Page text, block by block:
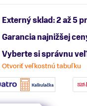
Externý sklad: 2 až 5
Garancia najnižšej
Vyberte si správnu
Otvoriť veľkostnú tabuľku